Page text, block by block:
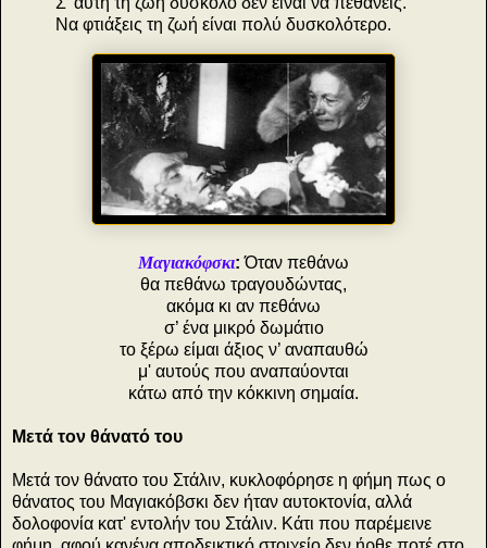
Να φτιάξεις τη ζωή είναι πολύ δυσκολότερο.
Μαγιακόφσκι: Όταν πεθάνω
θα πεθάνω τραγουδώντας,
ακόμα κι αν πεθάνω
σ’ ένα μικρό δωμάτιο
το ξέρω είμαι άξιος ν’ αναπαυθώ
μ' αυτούς που αναπαύονται
κάτω από την κόκκινη σημαία.
Μετά τον θάνατό του
Μετά τον θάνατο του Στάλιν, κυκλοφόρησε η φήμη πως ο
θάνατος του Μαγιακόβσκι δεν ήταν αυτoκτονία, αλλά
δολοφονία κατ' εντολήν του Στάλιν. Κάτι που παρέμεινε